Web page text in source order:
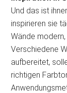
Und das ist
inspirieren sie
Wände
Verschiedene
aufbereitet,
richtigen